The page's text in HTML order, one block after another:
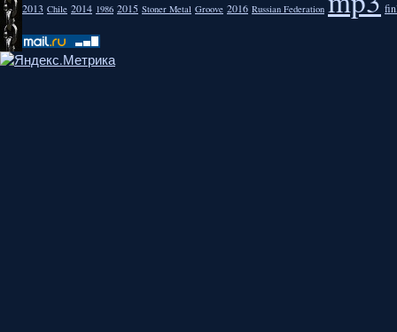
2013 Chile 2014 1986 2015 Stoner Metal Groove 2016 Russian Federation